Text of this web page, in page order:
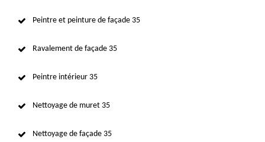
Peintre et peinture de façade 35
Ravalement de façade 35
Peintre intérieur 35
Nettoyage de muret 35
Nettoyage de façade 35